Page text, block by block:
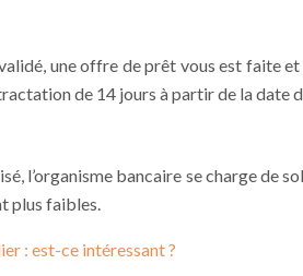
une offre de prêt vous est faite
de 14 jours à partir de la date
l’organisme bancaire se charge de
plus faibles.
: est-ce intéressant ?